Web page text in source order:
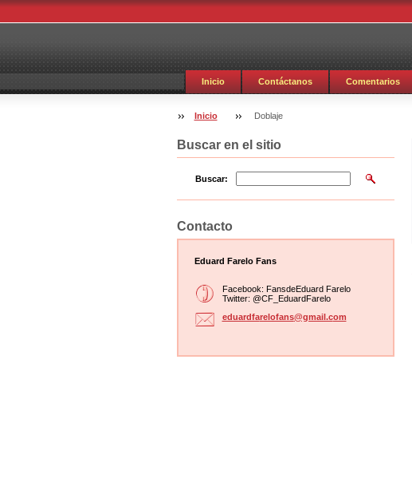
Inicio Contáctanos Comentarios
Inicio Doblaje
Buscar en el sitio
Buscar:
Contacto
Eduard Farelo Fans
Facebook: FansdeEduard Farelo
Twitter: @CF_EduardFarelo
eduardfarelofans@gmail.com